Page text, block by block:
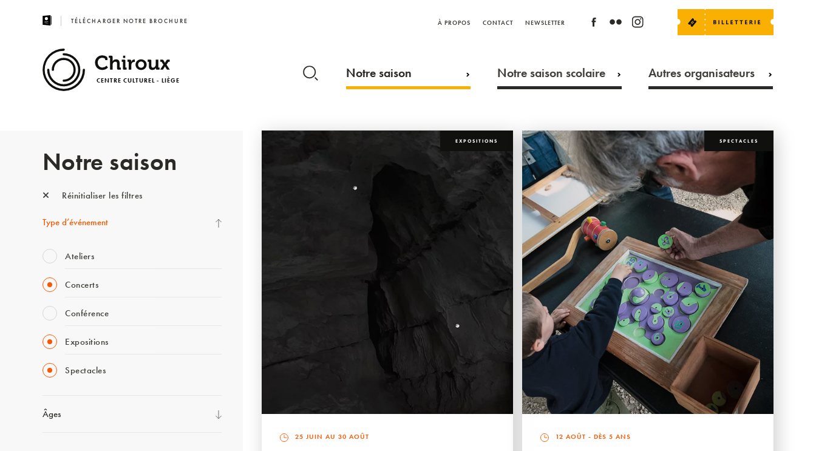
TÉLÉCHARGER NOTRE BROCHURE À PROPOS CONTACT NEWSLETTER
CENTRE CULTUREL - LIÈGE Notre saison Notre saison scolaire Autres organisateurs
Notre saison
Réinitialiser les filtres
Type d’événement
Ateliers
Concerts
Conférence
Expositions
Spectacles
Âges
EXPOSITIONS
25 JUIN AU 30 AOÛT
SPECTACLES
12 AOÛT - DÈS 5 ANS